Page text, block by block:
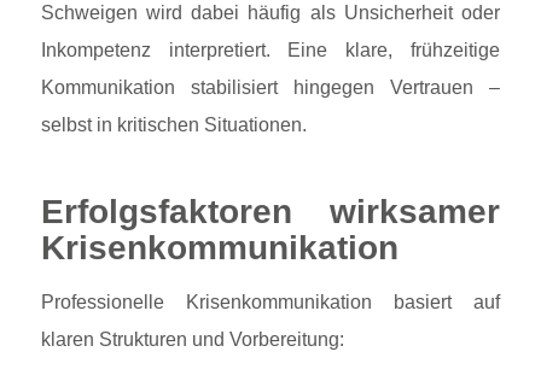
Schweigen wird dabei häufig als Unsicherheit oder
Inkompetenz interpretiert. Eine klare, frühzeitige
Kommunikation stabilisiert hingegen Vertrauen –
selbst in kritischen Situationen.
Erfolgsfaktoren wirksamer
Krisenkommunikation
Professionelle Krisenkommunikation basiert auf
klaren Strukturen und Vorbereitung: